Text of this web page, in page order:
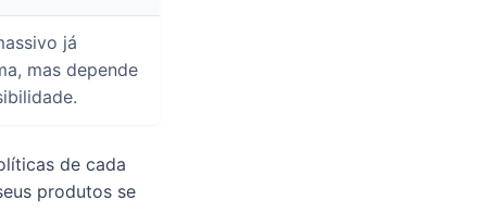
já
mas depende
de cada
produtos se